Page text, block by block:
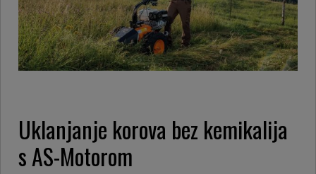
Uklanjanje korova bez kemikalija
s AS-Motorom